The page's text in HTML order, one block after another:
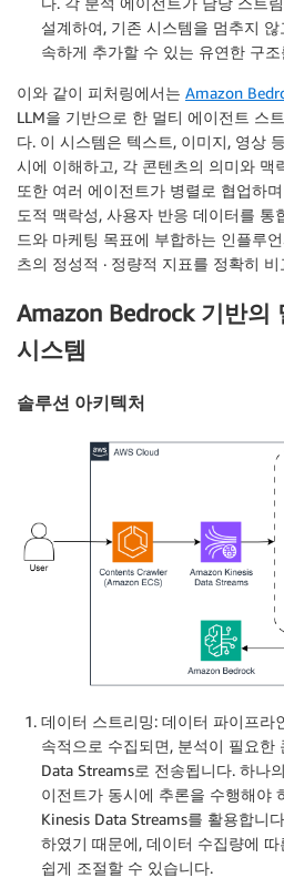
설계하여, 기존 시스템을 멈추지
속하게 추가할 수 있는 유연한 구
이와 같이 피처링에서는 Amazon
LLM을 기반으로 한 멀티 에이전트 스
다. 이 시스템은 텍스트, 이미지, 영상
시에 이해하고, 각 콘텐츠의 의미와 맥
또한 여러 에이전트가 병렬로 협업하
도적 맥락성, 사용자 반응 데이터를 통
드와 마케팅 목표에 부합하는 인플루
츠의 정성적 · 정량적 지표를 정확히
Amazon Bedrock 기반의
시스템
솔루션 아키텍처
데이터 스트리밍: 데이터 파이프라
속적으로 수집되면, 분석이 필요한
Data Streams로 전송됩니다. 하나
이전트가 동시에 추론을 수행해야
Kinesis Data Streams를 활용합니
하였기 때문에, 데이터 수집량에
쉽게 조절할 수 있습니다.